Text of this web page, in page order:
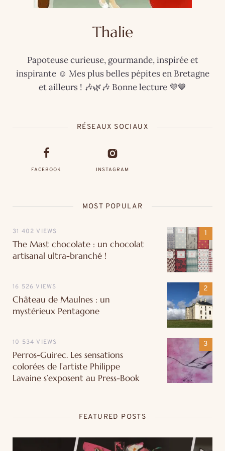
Thalie
Papoteuse curieuse, gourmande, inspirée et
inspirante ☺️ Mes plus belles pépites en Bretagne
et ailleurs ! 🎶🌿🎶 Bonne lecture 💜💙
RÉSEAUX SOCIAUX
FACEBOOK INSTAGRAM
MOST POPULAR
31 402 VIEWS
The Mast chocolate : un chocolat
artisanal ultra-branché !
16 526 VIEWS
Château de Maulnes : un
mystérieux Pentagone
10 534 VIEWS
Perros-Guirec. Les sensations
colorées de l’artiste Philippe
Lavaine s’exposent au Press-Book
FEATURED POSTS